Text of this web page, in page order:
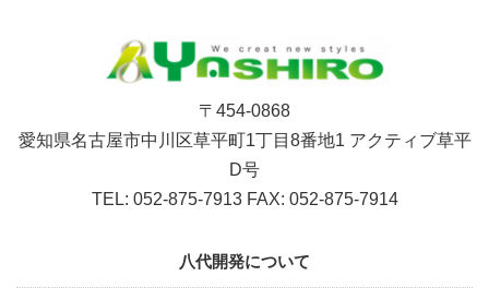
〒454-0868
愛知県名古屋市中川区草平町1丁目8番地1 アクティブ草平
D号
TEL: 052-875-7913 FAX: 052-875-7914
八代開発について